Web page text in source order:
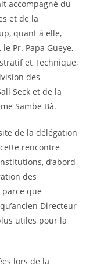
accompagné du
et de la
quant à elle,
Pr. Papa Gueye,
et Technique,
des
Seck et de la
Sambe Bâ.
de la délégation
rencontre
d’abord
des
que
Directeur
utiles pour la
lors de la